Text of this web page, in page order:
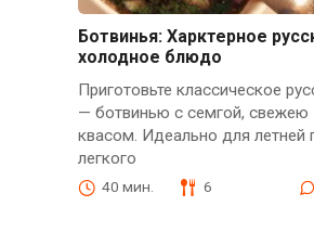
Ботвинья: Харктерное
холодное блюдо
Приготовьте классическое
— ботвинью с семгой, свежею
квасом. Идеально для летней
легкого
40 мин. 6